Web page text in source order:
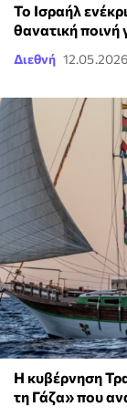
Το Ισραήλ
θανατική ποινή
Διεθνή
Η κυβέρνηση
τη Γάζα» που